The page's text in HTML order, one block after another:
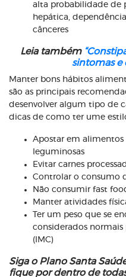
alta probabilidade de
hepática,
cânceres
Leia também
sintomas e
Manter bons hábitos
são as principais
desenvolver algum tipo de
dicas de como ter ume
Apostar em
leguminosas
Evitar carnes
Controlar o consumo
Não consumir fast
Manter atividades
Ter um peso que se
considerados normais
(IMC)
Siga o Plano Santa
fique por dentro de